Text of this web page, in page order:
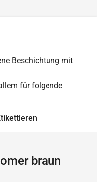
Beschichtung mit
für folgende
braun